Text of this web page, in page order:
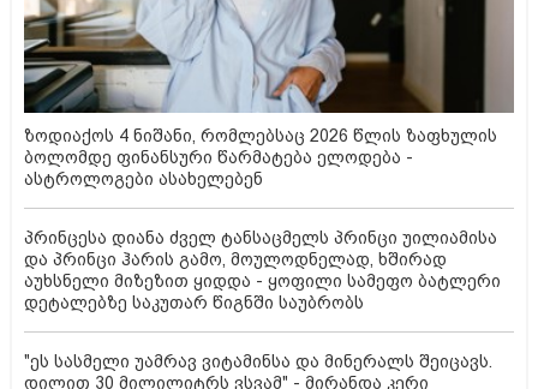
ზოდიაქოს 4 ნიშანი, რომლებსაც 2026 წლის ზაფხულის
ბოლომდე ფინანსური წარმატება ელოდება -
ასტროლოგები ასახელებენ
პრინცესა დიანა ძველ ტანსაცმელს პრინცი უილიამისა
და პრინცი ჰარის გამო, მოულოდნელად, ხშირად
აუხსნელი მიზეზით ყიდდა - ყოფილი სამეფო ბატლერი
დეტალებზე საკუთარ წიგნში საუბრობს
"ეს სასმელი უამრავ ვიტამინსა და მინერალს შეიცავს.
დილით 30 მილილიტრს ვსვამ" - მირანდა კერი